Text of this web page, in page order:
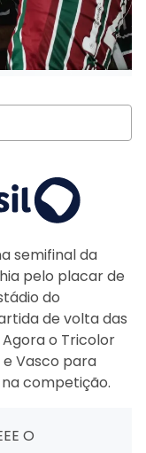
semifinal da
pelo placar de
do
de volta das
o Tricolor
Vasco para
competição.
O